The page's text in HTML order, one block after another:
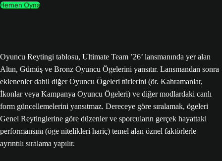
Hemen Oyna
Oyuncu Reytingi tablosu, Ultimate Team ’26’ lansmanında yer alan
Altın, Gümüş ve Bronz Oyuncu Ögelerini yansıtır. Lansmandan sonra
eklenenler dahil diğer Oyuncu Ögeleri türlerini (ör. Kahramanlar,
İkonlar veya Kampanya Oyuncu Ögeleri) ve diğer modlardaki canlı
form güncellemelerini yansıtmaz. Dereceye göre sıralamak, ögeleri
Genel Reytinglerine göre düzenler ve sporcuların gerçek hayattaki
performansını (öge nitelikleri hariç) temel alan öznel faktörlerle
ayrıntılı sıralama yapılır.